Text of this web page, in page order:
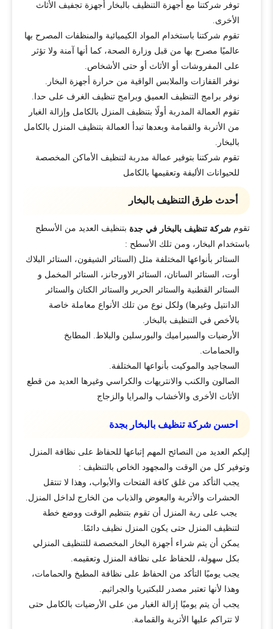
توفر شركتنا مع أجهزة التنظيف بالبخار أجهزة تجفيف الأثاث
الأخرى.
تقوم شركتنا باستخدام المواد الكيميائية والمنظفات المصرح بها
عالميًا مصرح بها من قبل وزارة الصحة، كما أنها آمنة ولا تؤثر
على المفروشات أو الأثاث أو حتى الأشخاص.
نوفر القفازات والملابس الواقية من حرارة أجهزة البخار.
نوفر برامج التنظيف العميق وبرامج تنظيف الغرف على حدا.
تقوم العمالة المدربة أولًا بتنظيف المنزل بالكامل وإزالة الغبار
من الأتربة والقمامة وبعدها تبدأ العمالة بتنظيف المنزل بالكامل
بالبخار.
تقوم شركتنا بتوفير عمالة مدربة لتنظيف الأماكن المخصصة
للحيوانات الأليفة وتعقيمها بالكامل
أحدث طرق التنظيف بالبخار
تقوم شركة تنظيف بالبخار في جدة بتنظيف العديد من الأسطح
باستخدام البخار، ومن تلك الأسطح :
الستائر بأنواعها المختلفة مثل (الستائر الشيفون، الستائر البلاك
أوت، الستائر الساتان، الستائر الاورجانز، الستائر المخمل و
الستائر القطنية والستائر الحرير والستائر الكتان والستائر
الدانتيل وغيرها) ولكل نوع من تلك الأنواع معاملة خاصة
بالأخص في التنظيف بالبخار.
الأرضيات والسيراميك والبورسلين والبلاط. المطابخ
والحمامات.
السجاجيد والموكيت بأنواعها المختلفة.
الصالون والكنب والانتريهات والكراسي وغيرها العديد من قطع
الأثاث الأخرى والأخشاب والمرايا والزجاج
احسن شركة تنظيف بالبخار بجدة
إليكم العديد من النصائح المهم إتباعها للحفاظ على نظافة المنزل
وتوفير كل من الوقت والمجهود الخاص بالتنظيف :
يجب التأكد من غلق كافة الفتحات والأبواب، وهذا لا تنتقل
الحشرات والأتربة والبعوض والذباب من الخارج لداخل المنزل.
يجب على ربة المنزل أن تقوم بتنظيم الوقت ووضع خطة
لتنظيف المنزل حتى يكون المنزل نظيف دائمًا.
يمكن أن يتم شراء أجهزة البخار المخصصة للتنظيف المنزلي
بكل سهولة، للحفاظ على نظافة المنزل وتعقيمه.
يجب يوميًا التأكد من الحفاظ على نظافة المطبخ والحمامات،
وهذا لأنها تعتبر مصدر للبكتيريا والجراثيم.
يجب أن يتم يوميًا إزالة الغبار من على الأرضيات بالكامل حتى
لا تتراكم عليها الأتربة والقمامة.